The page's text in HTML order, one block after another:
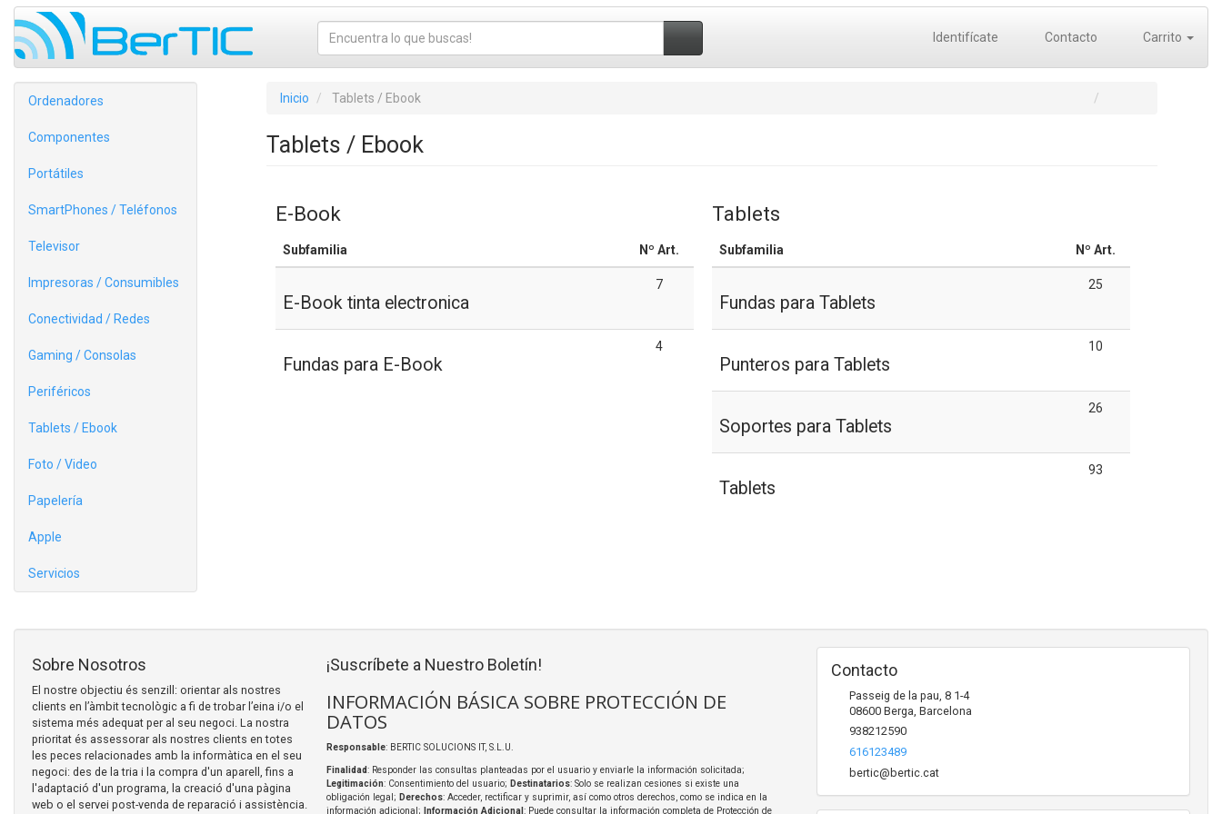
Identifícate Contacto Carrito
Ordenadores
Componentes
Portátiles
SmartPhones / Teléfonos
Televisor
Impresoras / Consumibles
Conectividad / Redes
Gaming / Consolas
Periféricos
Tablets / Ebook
Foto / Video
Papelería
Apple
Servicios
Inicio Tablets / Ebook
Tablets / Ebook
E-Book
Subfamilia Nº Art.
E-Book tinta electronica
7
Fundas para E-Book
4
Tablets
Subfamilia Nº Art.
Fundas para Tablets
25
Punteros para Tablets
10
Soportes para Tablets
26
Tablets
93
Sobre Nosotros
El nostre objectiu és senzill: orientar als nostres
clients en l’àmbit tecnològic a fi de trobar l’eina i/o el
sistema més adequat per al seu negoci. La nostra
prioritat és assessorar als nostres clients en totes
les peces relacionades amb la informàtica en el seu
negoci: des de la tria i la compra d'un aparell, fins a
l'adaptació d'un programa, la creació d'una pàgina
web o el servei post-venda de reparació i assistència.
¡Suscríbete a Nuestro Boletín!
INFORMACIÓN BÁSICA SOBRE PROTECCIÓN DE
DATOS
Responsable: BERTIC SOLUCIONS IT, S.L.U.
Finalidad: Responder las consultas planteadas por el usuario y enviarle la información solicitada;
Legitimación: Consentimiento del usuario; Destinatarios: Solo se realizan cesiones si existe una
obligación legal; Derechos: Acceder, rectificar y suprimir, así como otros derechos, como se indica en la
información adicional;
Información Adicional : Puede consultar la información completa de Protección de
Contacto
Passeig de la pau, 8 1-4
08600 Berga, Barcelona
938212590
616123489
bertic@bertic.cat